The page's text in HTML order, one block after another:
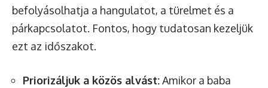
befolyásolhatja a hangulatot, a türelmet és a
párkapcsolatot. Fontos, hogy tudatosan kezeljük
ezt az időszakot.
Priorizáljuk a közös alvást:Amikor a baba